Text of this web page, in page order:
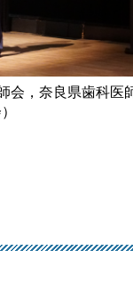
会，奈良県歯科医